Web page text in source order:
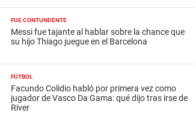
FUE CONTUNDENTE
Messi fue tajante al hablar sobre la chance que
su hijo Thiago juegue en el Barcelona
FÚTBOL
Facundo Colidio habló por primera vez como
jugador de Vasco Da Gama: qué dijo tras irse de
River